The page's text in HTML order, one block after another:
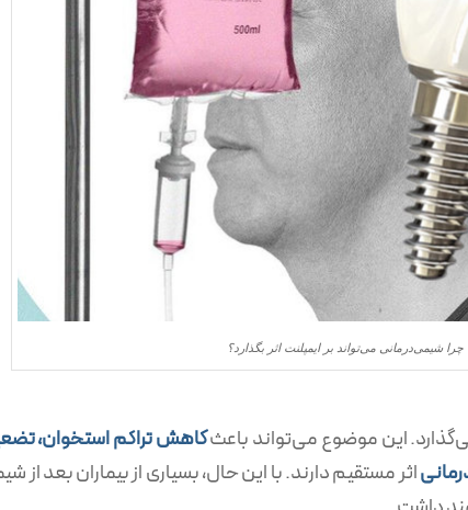
چرا شیمی‌درمانی می‌تواند بر ایمپلنت اثر بگذارد؟
این موضوع می‌تواند باعثکاهش تراکم استخوان،
اثر مستقیم دارند. با این حال، بسیاری از بیماران بعد